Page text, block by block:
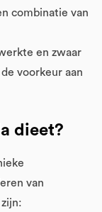
combinatie van
en zwaar
voorkeur aan
dieet?
van